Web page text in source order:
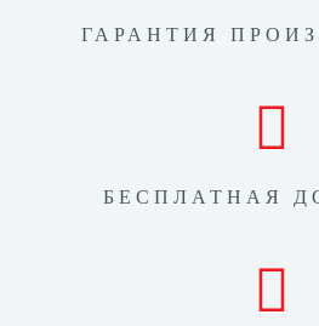
ГАРАНТИЯ
БЕСПЛАТНАЯ